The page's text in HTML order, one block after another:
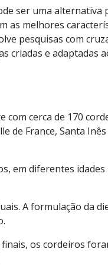
ser uma
as melhores
pesquisas com
criadas e adaptadas
cerca de 170
de France, Santa
diferentes idades
A formulação da
os cordeiros